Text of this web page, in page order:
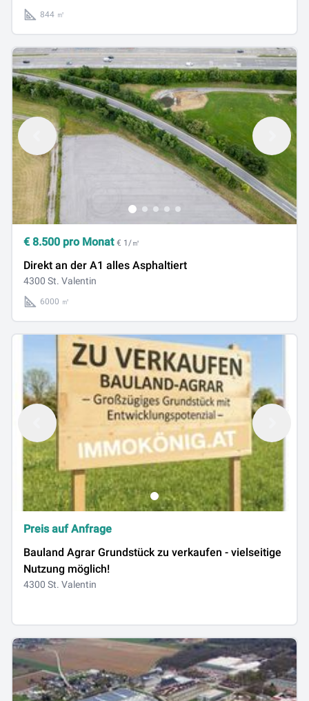
844 ㎡
€ 8.500 pro Monat € 1/㎡
Direkt an der A1 alles Asphaltiert
4300 St. Valentin
6000 ㎡
Preis auf Anfrage
Bauland Agrar Grundstück zu verkaufen - vielseitige
Nutzung möglich!
4300 St. Valentin